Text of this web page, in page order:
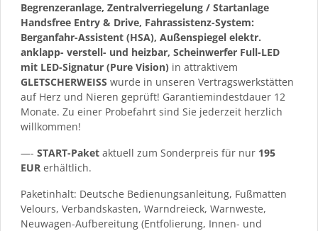
Begrenzeranlage, Zentralverriegelung / Startanlage
Handsfree Entry & Drive, Fahrassistenz-System:
Berganfahr-Assistent (HSA), Außenspiegel elektr.
anklapp- verstell- und heizbar, Scheinwerfer Full-LED
mit LED-Signatur (Pure Vision) in attraktivem
GLETSCHERWEISS wurde in unseren Vertragswerkstätten
auf Herz und Nieren geprüft! Garantiemindestdauer 12
Monate. Zu einer Probefahrt sind Sie jederzeit herzlich
willkommen!
—- START-Paket aktuell zum Sonderpreis für nur 195
EUR erhältlich.
Paketinhalt: Deutsche Bedienungsanleitung, Fußmatten
Velours, Verbandskasten, Warndreieck, Warnweste,
Neuwagen-Aufbereitung (Entfolierung, Innen- und